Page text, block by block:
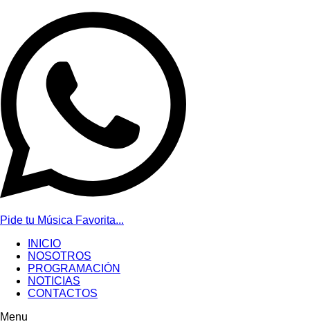
Pide tu Música Favorita...
INICIO
NOSOTROS
PROGRAMACIÓN
NOTICIAS
CONTACTOS
Menu